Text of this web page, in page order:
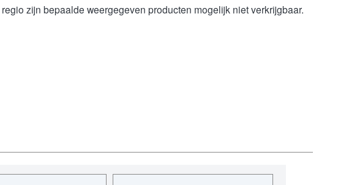
zijn bepaalde weergegeven producten mogelijk niet verkrijgbaar.